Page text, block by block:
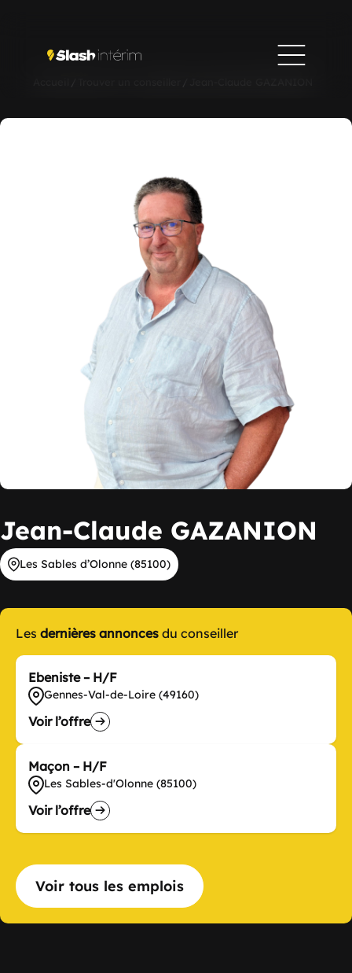
Jean-Claude GAZANION
Les Sables d’Olonne (85100)
Les dernières annonces du conseiller
Ebeniste – H/F
Gennes-Val-de-Loire (49160)
Voir l’offre
Maçon – H/F
Les Sables-d'Olonne (85100)
Voir l’offre
Voir tous les emplois